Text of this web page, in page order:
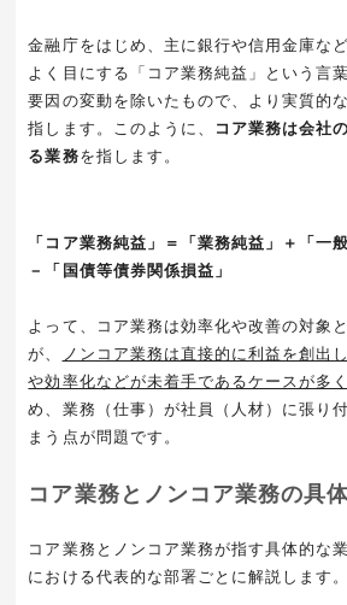
金融庁をはじめ、主に銀行や信用金庫な
よく目にする「コア業務純益」という言
要因の変動を除いたもので、より実質的
指します。このように、
コア業務は会社
る業務を指します。
「コア業務純益」＝「業務純益」＋「一
－「国債等債券関係損益」
よって、コア業務は効率化や改善の対象
が、
ノンコア業務は直接的に利益を創出
や効率化などが未着手であるケースが多
め、業務（仕事）が社員（人材）に張り
まう点が問題です。
コア業務とノンコア業務の具
コア業務とノンコア業務が指す具体的な
における代表的な部署ごとに解説します。